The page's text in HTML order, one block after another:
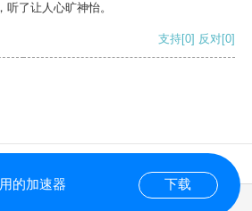
了让人心旷神怡。
支持[0] 反对[0]
的加速器 下载